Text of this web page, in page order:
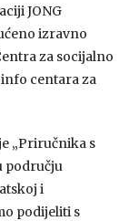
JONG
izravno
za socijalno
centara za
„Priručnika s
području
i
podijeliti s